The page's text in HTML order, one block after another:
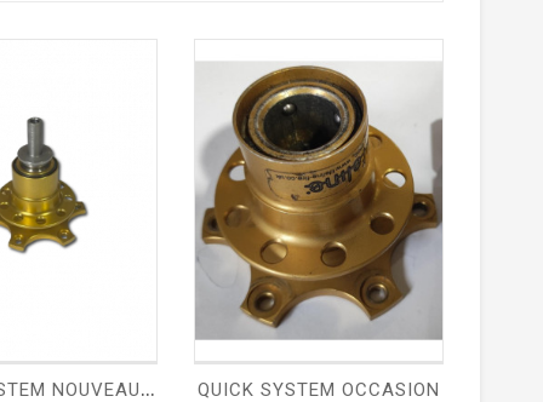
Q
UICK SYSTEM NOUVEAU SYSTEME
shopping_cart
QUICK SYSTEM OCCASION